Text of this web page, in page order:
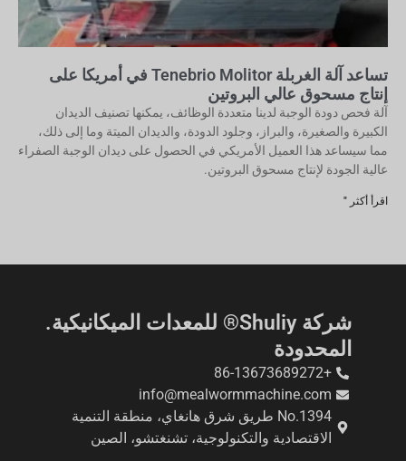
تساعد آلة الغربلة Tenebrio Molitor في أمريكا على
إنتاج مسحوق عالي البروتين
آلة فحص دودة الوجبة لدينا متعددة الوظائف، يمكنها تصنيف الديدان
الكبيرة والصغيرة، والبراز، وجلود الدودة، والديدان الميتة وما إلى ذلك،
مما سيساعد هذا العميل الأمريكي في الحصول على ديدان الوجبة الصفراء
عالية الجودة لإنتاج مسحوق البروتين.
اقرأ أكثر "
شركة Shuliy® للمعدات الميكانيكية.
المحدودة
+86-13673689272
info@mealwormmachine.com
No.1394 طريق شرق هانغاي، منطقة التنمية
الاقتصادية والتكنولوجية، تشنغتشو، الصين